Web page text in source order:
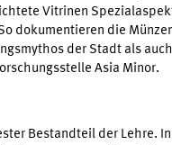
Vitrinen
dokumentieren die
der Stadt als
Asia Minor.
Bestandteil der Lehre.